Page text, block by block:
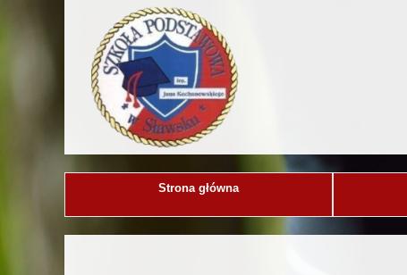
Strona główna